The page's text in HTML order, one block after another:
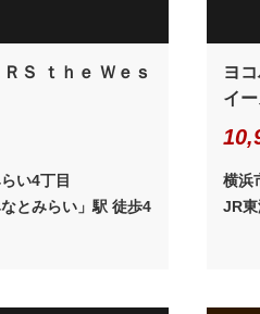
Ｓ ｔｈｅ Ｗｅｓ
い4丁目
とみらい」駅 徒歩4
ヨ
イ
横浜
JR